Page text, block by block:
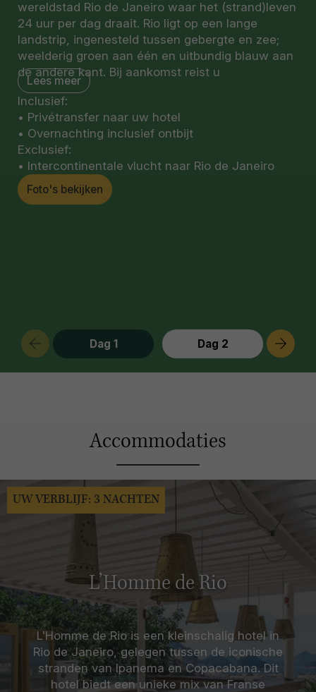
Dag 1 Dag 2
wereldstad Rio de Janeiro waar het (strand)leven
24 uur per dag draait. Rio ligt op een lange
landstrip, ingenesteld tussen gebergte en zee;
weelderig groen aan één en uitbundig blauw aan
de andere kant. Bij aankomst reist u
per privétransfer naar uw hotel in Rio de
Janeiro. Hier verblijft u de eerste nachten van uw
reis in de wijk Ipanema wat een van de
bekendste en meest iconische wijken van Rio is.
Op loopafstand bent u zo op het strand, maar
ook bij de wijken Leblon en Copacabana. De rest
van de dag heeft u ter vrije besteding.
Lees meer
Inclusief:
• Privétransfer naar uw hotel
• Overnachting inclusief ontbijt
Exclusief:
• Intercontinentale vlucht naar Rio de Janeiro
Foto's bekijken
Accommodaties
L’Homme de Rio
L'Homme de Rio is een kleinschalig hotel in
Rio de Janeiro, gelegen tussen de iconische
stranden van Ipanema en Copacabana. Dit
hotel biedt een unieke mix van Franse
UW VERBLIJF: 3 NACHTEN